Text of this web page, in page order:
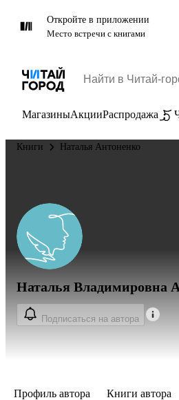
Откройте в приложении
Место встречи с книгами
МагазиныАкцииРаспродажа
Книги Наталья Антоненко
Наталья Владимировна
Подписаться на автора
Профиль автора Книги автора